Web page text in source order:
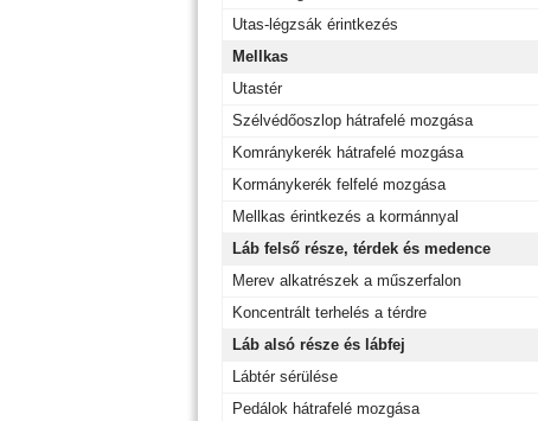
Utas-légzsák érintkezés
Mellkas
Utastér
Szélvédőoszlop hátrafelé mozgása
Komránykerék hátrafelé mozgása
Kormánykerék felfelé mozgása
Mellkas érintkezés a kormánnyal
Láb felső része, térdek és medence
Merev alkatrészek a műszerfalon
Koncentrált terhelés a térdre
Láb alsó része és lábfej
Lábtér sérülése
Pedálok hátrafelé mozgása